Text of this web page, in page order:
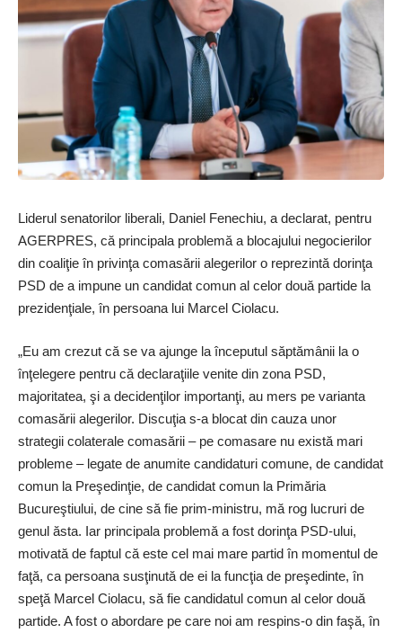
Liderul senatorilor liberali, Daniel Fenechiu, a declarat, pentru
AGERPRES, că principala problemă a blocajului negocierilor
din coaliţie în privinţa comasării alegerilor o reprezintă dorinţa
PSD de a impune un candidat comun al celor două partide la
prezidenţiale, în persoana lui Marcel Ciolacu.
„Eu am crezut că se va ajunge la începutul săptămânii la o
înţelegere pentru că declaraţiile venite din zona PSD,
majoritatea, şi a decidenţilor importanţi, au mers pe varianta
comasării alegerilor. Discuţia s-a blocat din cauza unor
strategii colaterale comasării – pe comasare nu există mari
probleme – legate de anumite candidaturi comune, de candidat
comun la Preşedinţie, de candidat comun la Primăria
Bucureştiului, de cine să fie prim-ministru, mă rog lucruri de
genul ăsta. Iar principala problemă a fost dorinţa PSD-ului,
motivată de faptul că este cel mai mare partid în momentul de
faţă, ca persoana susţinută de ei la funcţia de preşedinte, în
speţă Marcel Ciolacu, să fie candidatul comun al celor două
partide. A fost o abordare pe care noi am respins-o din faşă, în